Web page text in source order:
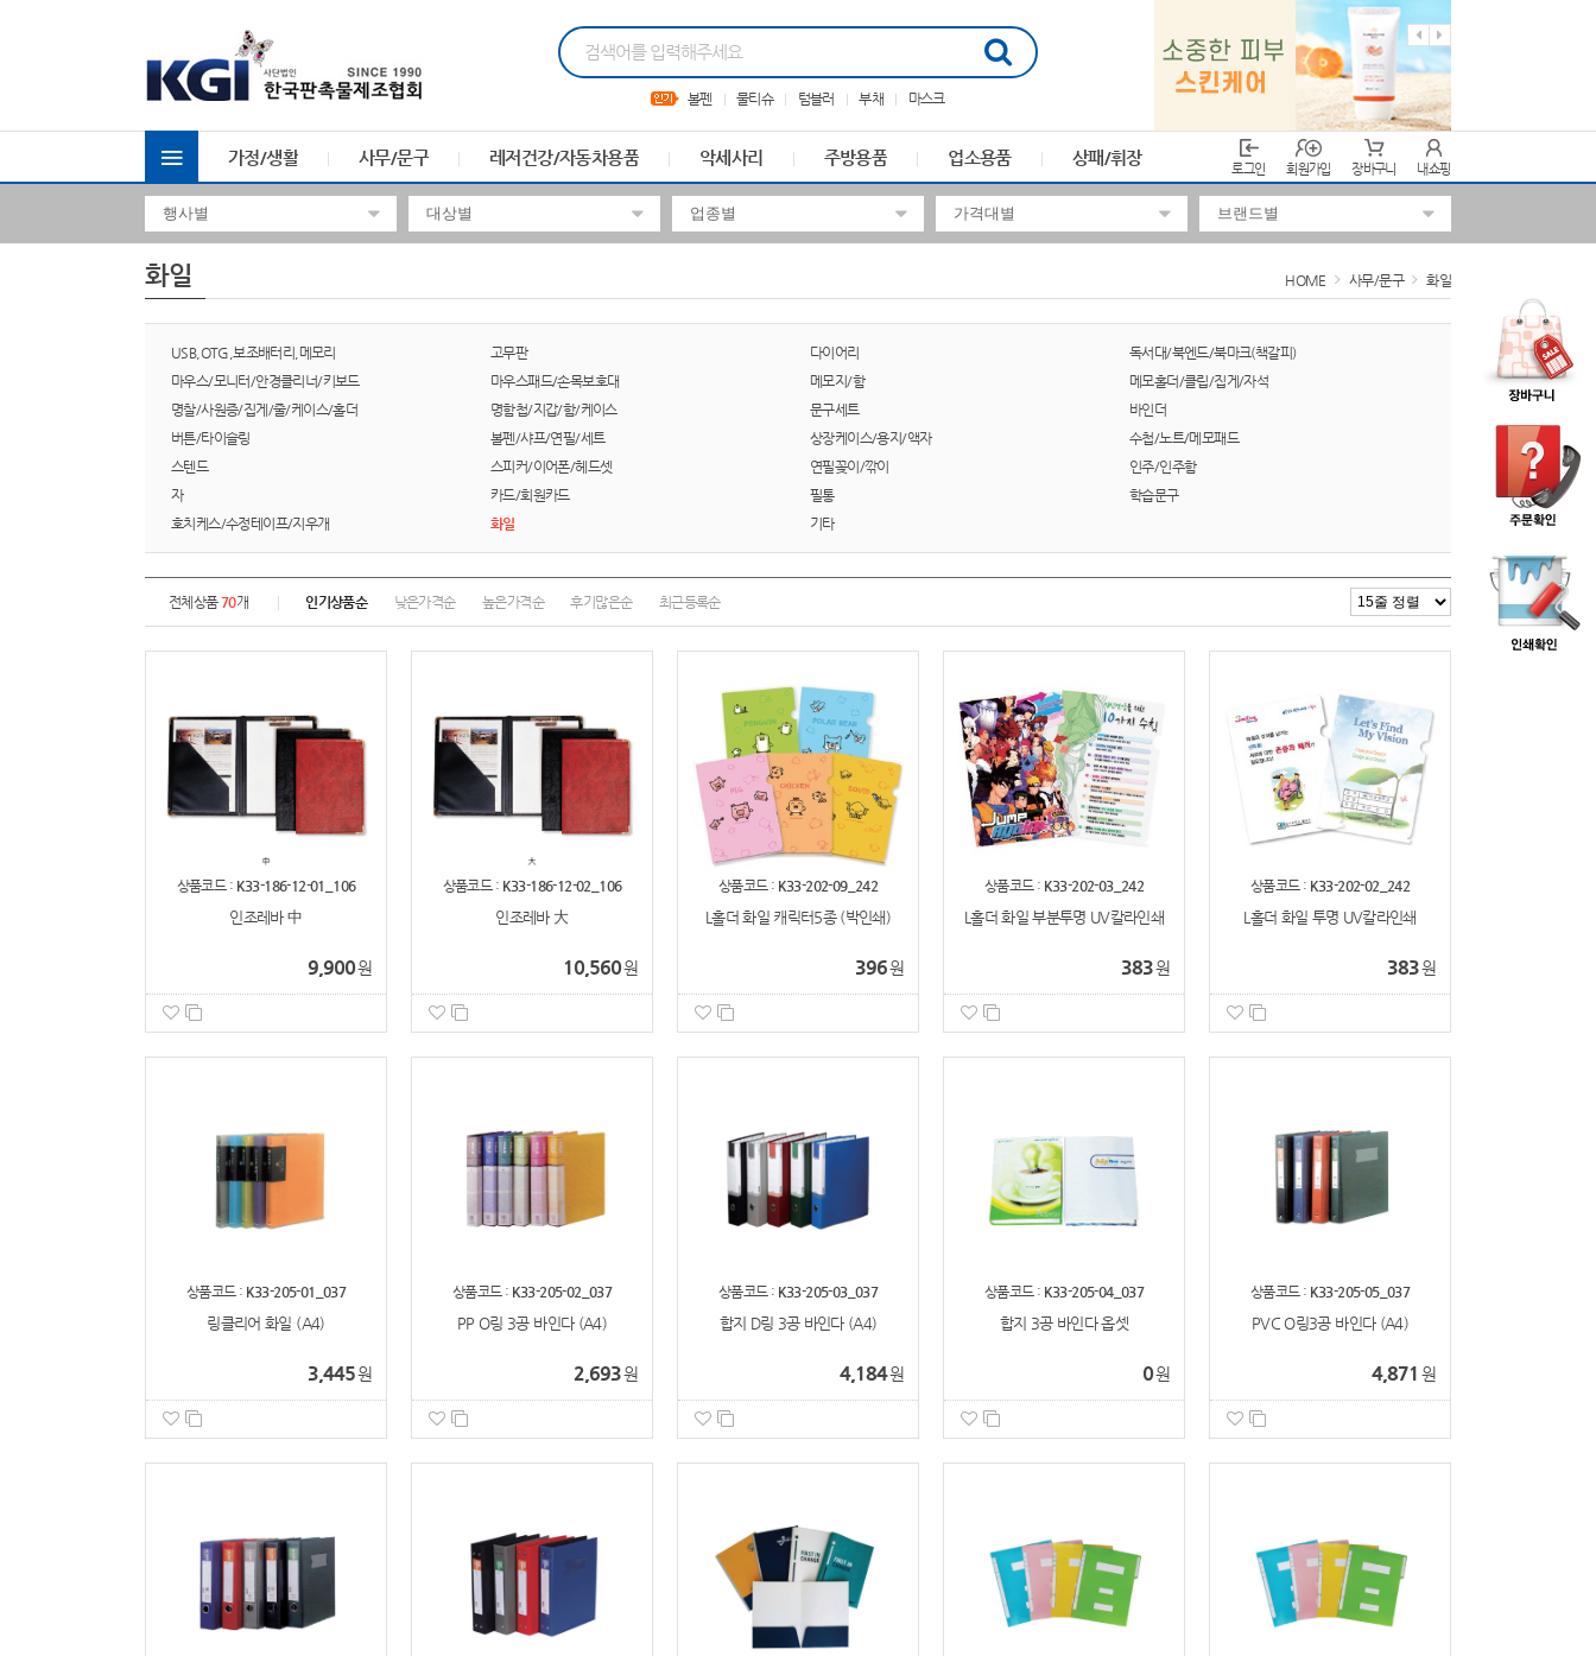
볼펜 물티슈 텀블러 부채 마스크
가정/생활 사무/문구 레저건강/자동차용품 악세사리 주방용품 업소용품 상패/휘장
로그인 회원가입 장바구니 내쇼핑
화일 HOME 사무/문구 화일
USB,OTG,보조배터리,메모리 고무판 다이어리
독서대/북엔드/북마크(책갈피)
마우스/모니터/안경클리너/키보드
마우스패드/손목보호대 메모지/함
메모홀더/클립/집게/자석
명찰/사원증/집게/줄/케이스/홀더
명함첩/지갑/함/케이스 문구세트
바인더
버튼/타이슬링
볼펜/샤프/연필/세트 상장케이스/용지/액자
수첩/노트/메모패드
스텐드
스피커/이어폰/헤드셋 연필꽂이/깎이
인주/인주함
자
카드/회원카드 필통
학습문구
호치케스/수정테이프/지우개
화일 기타
전체상품70개 인기상품순 낮은가격순 높은가격순 후기많은순 최근등록순
상품코드 : K33-186-12-01_106
인조레바 中
9,900원
상품코드 : K33-186-12-02_106
인조레바 大
10,560원
상품코드 : K33-202-09_242
L홀더 화일 캐릭터5종 (박인쇄)
396원
상품코드 : K33-202-03_242
L홀더 화일 부분투명 UV칼라인쇄
383원
상품코드 : K33-202-02_242
L홀더 화일 투명 UV칼라인쇄
383원
상품코드 : K33-205-01_037
링클리어 화일 (A4)
3,445원
상품코드 : K33-205-02_037
PP O링 3공 바인다 (A4)
2,693원
상품코드 : K33-205-03_037
합지 D링 3공 바인다 (A4)
4,184원
상품코드 : K33-205-04_037
합지 3공 바인다 옵셋
0원
상품코드 : K33-205-05_037
PVC O링3공 바인다 (A4)
4,871 원